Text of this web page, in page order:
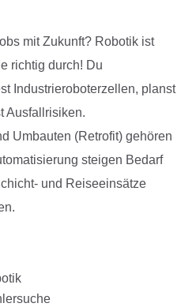
mit Zukunft? Robotik ist
richtig durch! Du
Industrieroboterzellen, planst
Ausfallrisiken.
Umbauten (Retrofit) gehören
steigen Bedarf
und Reiseeinsätze